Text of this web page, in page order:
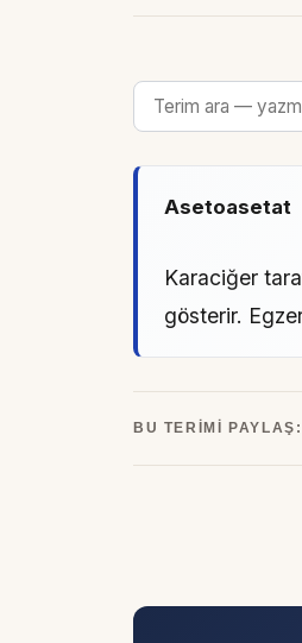
Asetoasetat
Karaciğer
gösterir.
BU TERIMI PAYLAŞ: